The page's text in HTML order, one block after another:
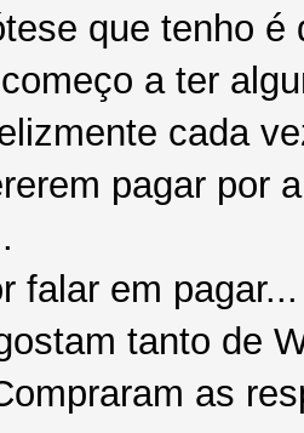
que tenho é
a ter
cada
pagar por
falar em pagar...
tanto de
as